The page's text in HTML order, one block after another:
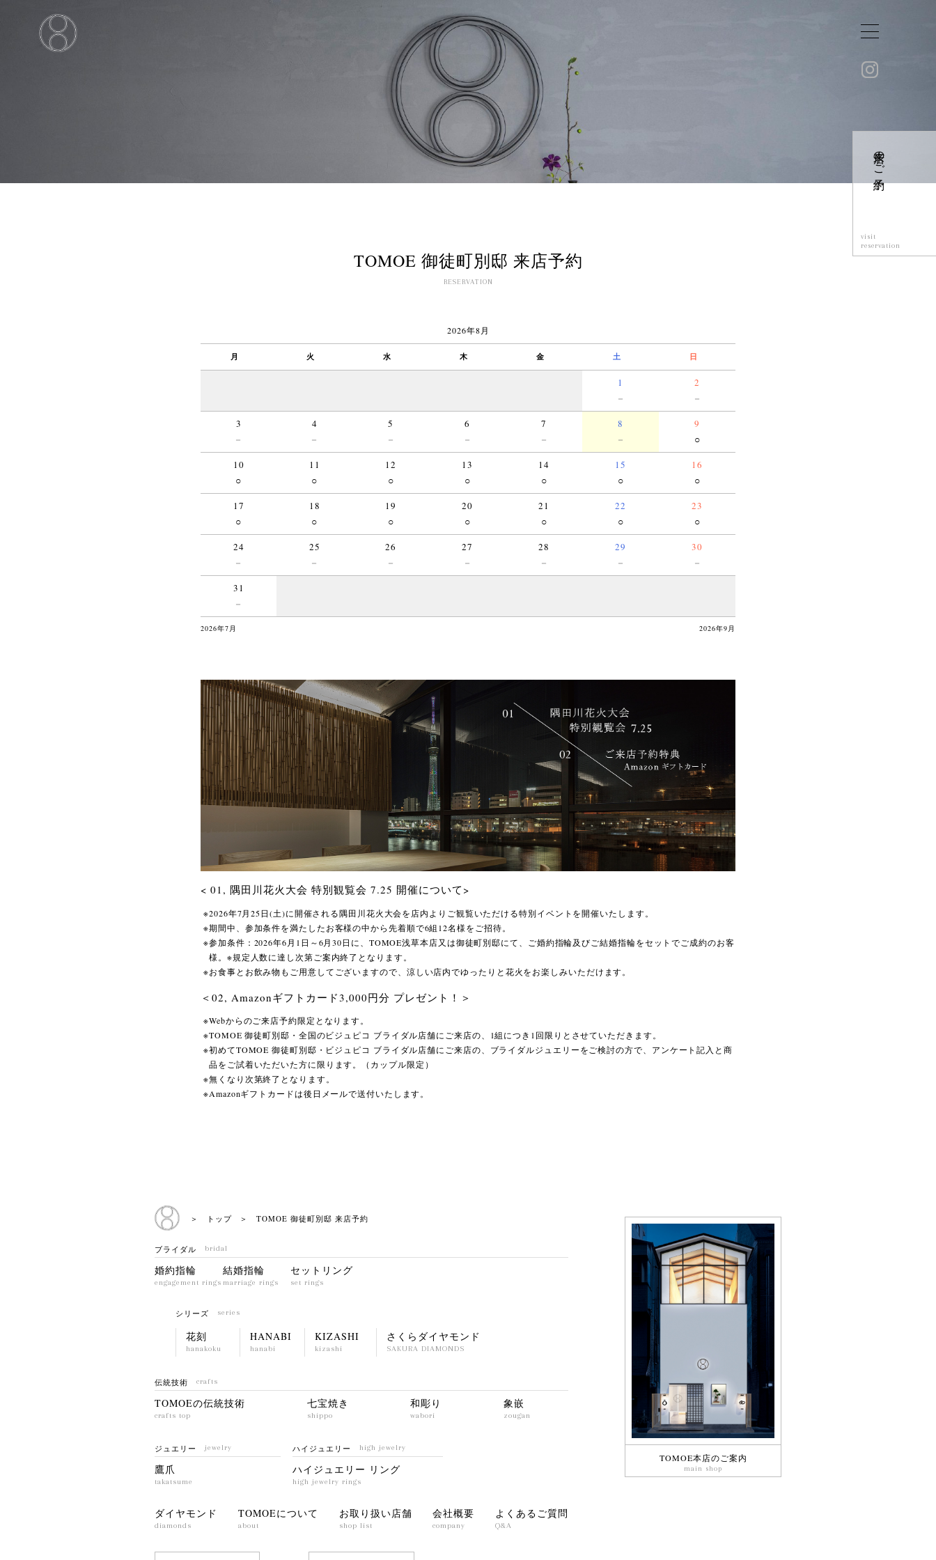
来店のご予約
visit
reservation
TOMOE 御徒町別邸 来店予約
RESERVATION
2026年8月
月 火 水 木 金 土 日
1
－
2
－
3
－
4
－
5
－
6
－
7
－
8
－
9
○
10
○
11
○
12
○
13
○
14
○
15
○
16
○
17
○
18
○
19
○
20
○
21
○
22
○
23
○
24
－
25
－
26
－
27
－
28
－
29
－
30
－
31
－
2026年7月 2026年9月
< 01, 隅田川花火大会 特別観覧会 7.25 開催について>
2026年7月25日(土)に開催される隅田川花火大会を店内よりご観覧いただける特別イベントを開催いたします。
期間中、参加条件を満たしたお客様の中から先着順で6組12名様をご招待。
参加条件：2026年6月1日～6月30日に、TOMOE浅草本店又は御徒町別邸にて、ご婚約指輪及びご結婚指輪をセットでご成約のお客
様。※規定人数に達し次第ご案内終了となります。
お食事とお飲み物もご用意してございますので、涼しい店内でゆったりと花火をお楽しみいただけます。
＜02, Amazonギフトカード3,000円分 プレゼント！＞
Webからのご来店予約限定となります。
TOMOE 御徒町別邸・全国のビジュピコ ブライダル店舗にご来店の、1組につき1回限りとさせていただきます。
初めてTOMOE 御徒町別邸・ビジュピコ ブライダル店舗にご来店の、ブライダルジュエリーをご検討の方で、アンケート記入と商
品をご試着いただいた方に限ります。（カップル限定）
無くなり次第終了となります。
Amazonギフトカードは後日メールで送付いたします。
＞ トップ ＞ TOMOE 御徒町別邸 来店予約
ブライダル bridal
婚約指輪
engagement rings
結婚指輪
marriage rings
セットリング
set rings
シリーズ series
花刻
hanakoku
HANABI
hanabi
KIZASHI
kizashi
さくらダイヤモンド
SAKURA DIAMONDS
伝統技術 crafts
TOMOEの伝統技術
crafts top
七宝焼き
shippo
和彫り
wabori
象嵌
zougan
ジュエリー jewelry
鷹爪
takatsume
ハイジュエリー high jewelry
ハイジュエリー リング
high jewelry rings
ダイヤモンド
diamonds
TOMOEについて
about
お取り扱い店舗
shop list
会社概要
company
よくあるご質問
Q&A
TOMOE本店のご案内
main shop